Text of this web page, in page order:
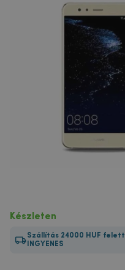
Készleten
Szállítás 24000 HUF felett
INGYENES